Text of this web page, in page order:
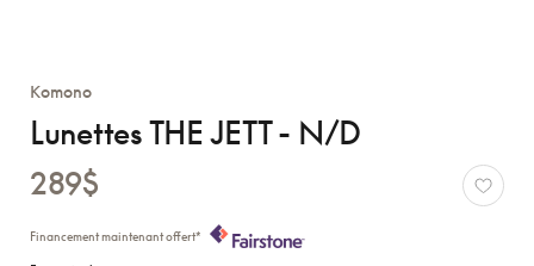
Komono
Lunettes THE JETT - N/D
289$
Financement maintenant offert*